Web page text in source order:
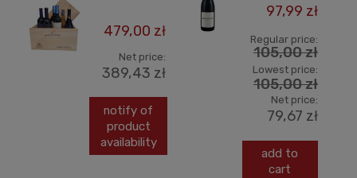
479,00 zł
Net price:
389,43 zł
notify of
product
availability
97,99 zł
Regular price:
105,00 zł
Lowest price:
105,00 zł
Net price:
79,67 zł
add to
cart